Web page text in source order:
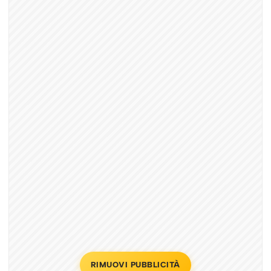
RIMUOVI PUBBLICITÀ